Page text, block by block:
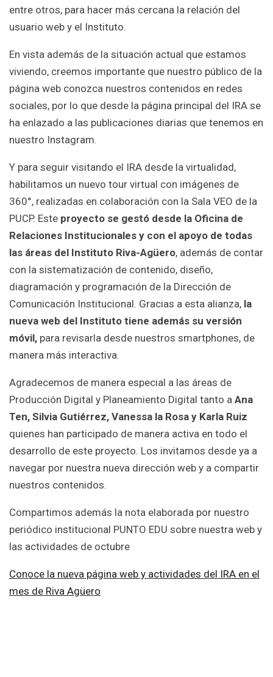
entre otros, para hacer más cercana la relación del
usuario web y el Instituto.
En vista además de la situación actual que estamos
viviendo, creemos importante que nuestro público de la
página web conozca nuestros contenidos en redes
sociales, por lo que desde la página principal del IRA se
ha enlazado a las publicaciones diarias que tenemos en
nuestro Instagram.
Y para seguir visitando el IRA desde la virtualidad,
habilitamos un nuevo tour virtual con imágenes de
360°, realizadas en colaboración con la Sala VEO de la
PUCP. Este proyecto se gestó desde la Oficina de
Relaciones Institucionales y con el apoyo de todas
las áreas del Instituto Riva-Agüero, además de contar
con la sistematización de contenido, diseño,
diagramación y programación de la Dirección de
Comunicación Institucional. Gracias a esta alianza, la
nueva web del Instituto tiene además su versión
móvil, para revisarla desde nuestros smartphones, de
manera más interactiva.
Agradecemos de manera especial a las áreas de
Producción Digital y Planeamiento Digital tanto a Ana
Ten, Silvia Gutiérrez, Vanessa la Rosa y Karla Ruiz
quienes han participado de manera activa en todo el
desarrollo de este proyecto. Los invitamos desde ya a
navegar por nuestra nueva dirección web y a compartir
nuestros contenidos.
Compartimos además la nota elaborada por nuestro
periódico institucional PUNTO EDU sobre nuestra web y
las actividades de octubre
Conoce la nueva página web y actividades del IRA en el
mes de Riva Agüero